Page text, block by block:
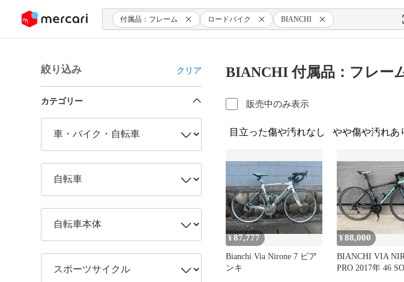
ツにスキップ 付属品：フレーム ロードバイク BIANCHI
絞り込み クリア
カテゴリー
BIANCHI 付属品：フレー
販売中のみ表示
目立った傷や汚れなし やや傷や汚れあ
¥87,777
Bianchi Via Nirone 7 ビア
ンキ
¥88,000
BIANCHI VIA
PRO 2017年 46